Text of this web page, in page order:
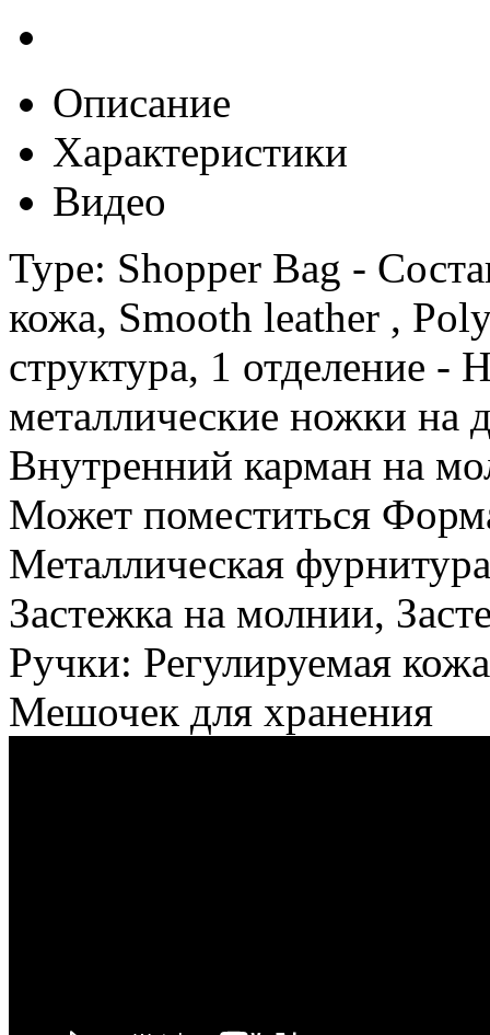
Описание
Характеристики
Видео
Type: Shopper Bag -
кожа, Smooth leather ,
структура, 1 отделение -
металлические ножки на
Внутренний карман на
Может поместиться
Металлическая
Застежка на молнии,
Ручки: Регулируемая
Мешочек для хранения